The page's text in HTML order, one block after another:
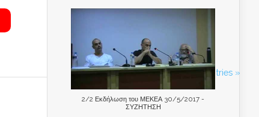
Next Entries »
2/2 Εκδήλωση του ΜΕΚΕΑ 30/5/2017 -
ΣΥΖΗΤΗΣΗ